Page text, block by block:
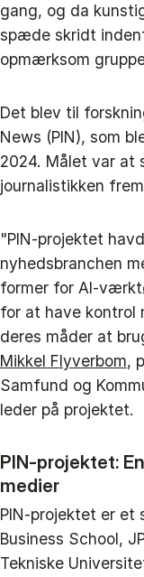
gang, og da
spæde skridt
opmærksom
Det blev til
News (PIN), som
2024. Målet var at
journalistikken
"PIN-projektet
nyhedsbranchen
former for AI-
for at have kontrol
deres måder at
Mikkel Flyverbom,
Samfund og
leder på projektet.
PIN-projektet:
medier
PIN-projektet er et
Business School,
Tekniske